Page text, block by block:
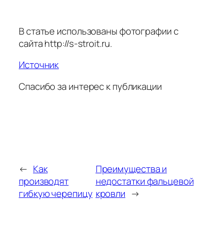
В статье использованы фотографии с
сайтаhttp://s-stroit.ru.
Источник
Спасибо за интерес к публикации
← Как
производят
гибкую черепицу
Преимущества и
недостатки фальцевой
кровли →